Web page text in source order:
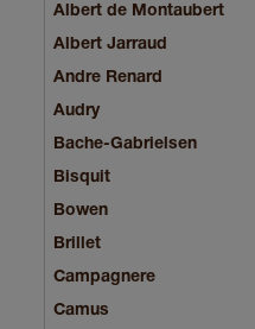
Albert de Montaubert
Albert Jarraud
Andre Renard
Audry
Bache-Gabrielsen
Bisquit
Bowen
Brillet
Campagnere
Camus